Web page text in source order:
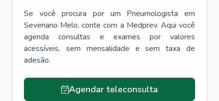
Se você procura por um Pneumologista
em
Severiano Melo, conte com a Medprev. Aqui você
agenda consultas e exames por valores
acessíveis, sem mensalidade e sem taxa de
adesão.
Agendar teleconsulta